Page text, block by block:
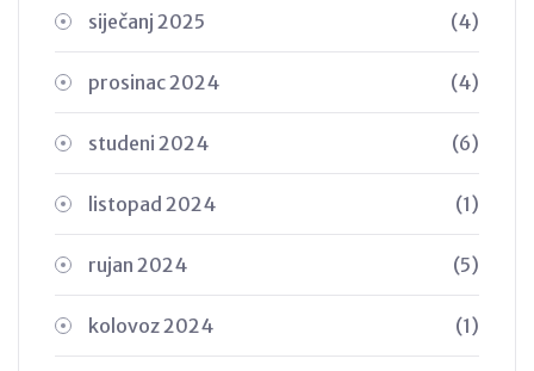
siječanj 2025 (4)
prosinac 2024 (4)
studeni 2024 (6)
listopad 2024 (1)
rujan 2024 (5)
kolovoz 2024 (1)